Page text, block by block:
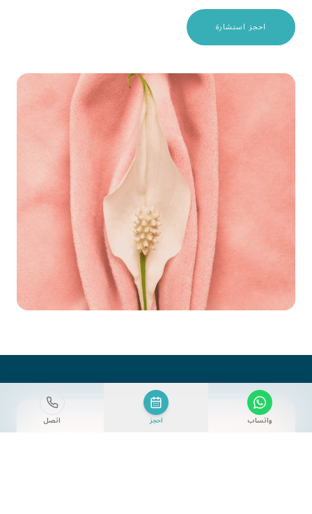
احجز استشارة
واتساب احجز اتصل